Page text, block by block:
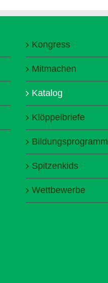
Kongress
Mitmachen
Katalog
Klöppelbriefe
Bildungsprogramm
Spitzenkids
Wettbewerbe